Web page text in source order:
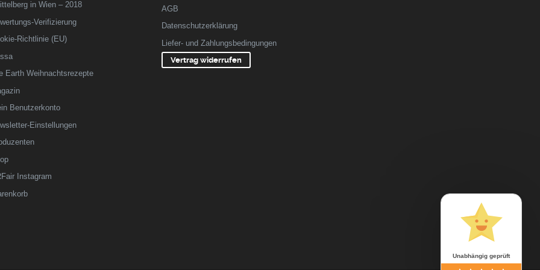
in Wien – 2018
Verifizierung
Richtlinie (EU)
Earth Weihnachtsrezepte
Benutzerkonto
Einstellungen
Instagram
AGB
Datenschutzerklärung
Liefer- und Zahlungsbedingungen
Vertrag widerrufen
Unabhängig geprüft